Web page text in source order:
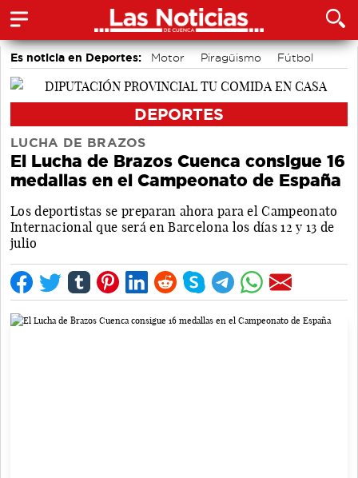
Es noticia en Deportes: Motor Piragüismo
Fútbol
Bádminton
Bolos conquenses
DEPORTES
LUCHA DE BRAZOS
El Lucha de Brazos Cuenca consigue 16
medallas en el Campeonato de España
Los deportistas se preparan ahora para el Campeonato
Internacional que será en Barcelona los días 12 y 13 de
julio